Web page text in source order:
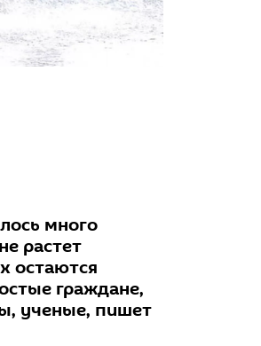
много
растет
остаются
граждане,
ученые, пишет